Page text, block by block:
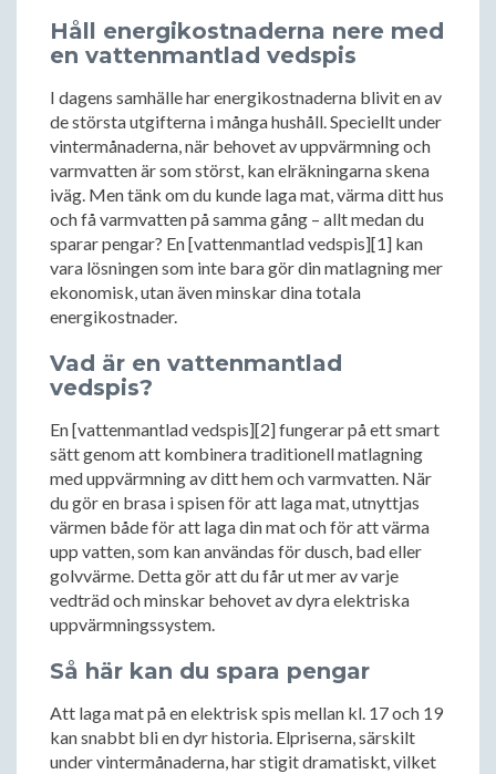
Håll energikostnaderna nere med
en vattenmantlad vedspis
I dagens samhälle har energikostnaderna blivit en av
de största utgifterna i många hushåll. Speciellt under
vintermånaderna, när behovet av uppvärmning och
varmvatten är som störst, kan elräkningarna skena
iväg. Men tänk om du kunde laga mat, värma ditt hus
och få varmvatten på samma gång – allt medan du
sparar pengar? En [vattenmantlad vedspis][1] kan
vara lösningen som inte bara gör din matlagning mer
ekonomisk, utan även minskar dina totala
energikostnader.
Vad är en vattenmantlad
vedspis?
En [vattenmantlad vedspis][2] fungerar på ett smart
sätt genom att kombinera traditionell matlagning
med uppvärmning av ditt hem och varmvatten. När
du gör en brasa i spisen för att laga mat, utnyttjas
värmen både för att laga din mat och för att värma
upp vatten, som kan användas för dusch, bad eller
golvvärme. Detta gör att du får ut mer av varje
vedträd och minskar behovet av dyra elektriska
uppvärmningssystem.
Så här kan du spara pengar
Att laga mat på en elektrisk spis mellan kl. 17 och 19
kan snabbt bli en dyr historia. Elpriserna, särskilt
under vintermånaderna, har stigit dramatiskt, vilket